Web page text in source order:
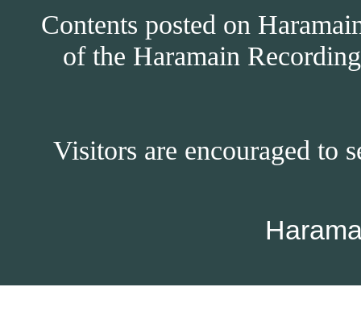
Contents posted on
of the Haramain
Visitors are encouraged to